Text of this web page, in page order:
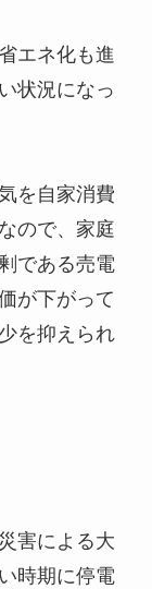
エネ化も進
状況になっ
を自家消費
ので、家庭
である売電
が下がって
を抑えられ
害による大
時期に停電